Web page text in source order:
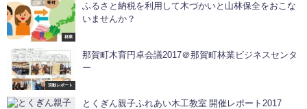
林業
ふるさと納税を利用して木づかいと山林保全をおこな
いませんか？
活動レポート
那賀町木育円卓会議2017＠那賀町林業ビジネスセンタ
ー
とくぎん親子ふれあい木工教室 開催レポート2017